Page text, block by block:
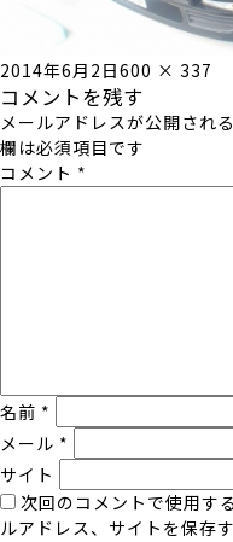
Posted
on
2014年6月2日Full
size
600 × 337
コメントを残す
メールアドレスが公開され
欄は必須項目です
コメント *
名前 *
メール *
サイト
次回のコメントで使用す
ルアドレス、サイトを保存す